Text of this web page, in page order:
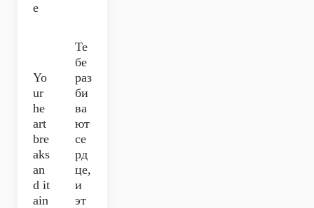
e
Yo
ur
he
art
bre
aks
an
d it
ain
Те
бе
раз
би
ва
ют
се
рд
це,
и
эт